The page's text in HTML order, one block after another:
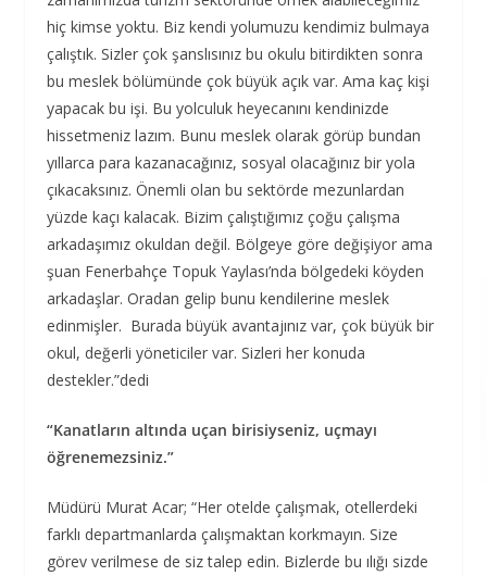
hiç kimse yoktu. Biz kendi yolumuzu kendimiz bulmaya
çalıştık. Sizler çok şanslısınız bu okulu bitirdikten sonra
bu meslek bölümünde çok büyük açık var. Ama kaç kişi
yapacak bu işi. Bu yolculuk heyecanını kendinizde
hissetmeniz lazım. Bunu meslek olarak görüp bundan
yıllarca para kazanacağınız, sosyal olacağınız bir yola
çıkacaksınız. Önemli olan bu sektörde mezunlardan
yüzde kaçı kalacak. Bizim çalıştığımız çoğu çalışma
arkadaşımız okuldan değil. Bölgeye göre değişiyor ama
şuan Fenerbahçe Topuk Yaylası’nda bölgedeki köyden
arkadaşlar. Oradan gelip bunu kendilerine meslek
edinmişler. Burada büyük avantajınız var, çok büyük bir
okul, değerli yöneticiler var. Sizleri her konuda
destekler.”dedi
“Kanatların altında uçan birisiyseniz, uçmayı
öğrenemezsiniz.”
Müdürü Murat Acar; “Her otelde çalışmak, otellerdeki
farklı departmanlarda çalışmaktan korkmayın. Size
görev verilmese de siz talep edin. Bizlerde bu ılığı sizde